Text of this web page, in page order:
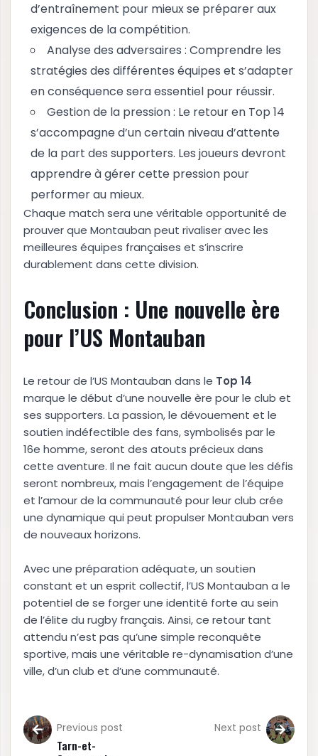
d’entraînement pour mieux se préparer aux
exigences de la compétition.
Analyse des adversaires : Comprendre les
stratégies des différentes équipes et s’adapter
en conséquence sera essentiel pour réussir.
Gestion de la pression : Le retour en Top 14
s’accompagne d’un certain niveau d’attente
de la part des supporters. Les joueurs devront
apprendre à gérer cette pression pour
performer au mieux.
Chaque match sera une véritable opportunité de
prouver que Montauban peut rivaliser avec les
meilleures équipes françaises et s’inscrire
durablement dans cette division.
Conclusion : Une nouvelle ère
pour l’US Montauban
Le retour de l’US Montauban dans le Top 14
marque le début d’une nouvelle ère pour le club et
ses supporters. La passion, le dévouement et le
soutien indéfectible des fans, symbolisés par le
16e homme, seront des atouts précieux dans
cette aventure. Il ne fait aucun doute que les défis
seront nombreux, mais l’engagement de l’équipe
et l’amour de la communauté pour leur club crée
une dynamique qui peut propulser Montauban vers
de nouveaux horizons.
Avec une préparation adéquate, un soutien
constant et un esprit collectif, l’US Montauban a le
potentiel de se forger une identité forte au sein
de l’élite du rugby français. Ainsi, ce retour tant
attendu n’est pas qu’une simple reconquête
sportive, mais une véritable re-dynamisation d’une
ville, d’un club et d’une communauté.
Previous post
Tarn-et-
Next post